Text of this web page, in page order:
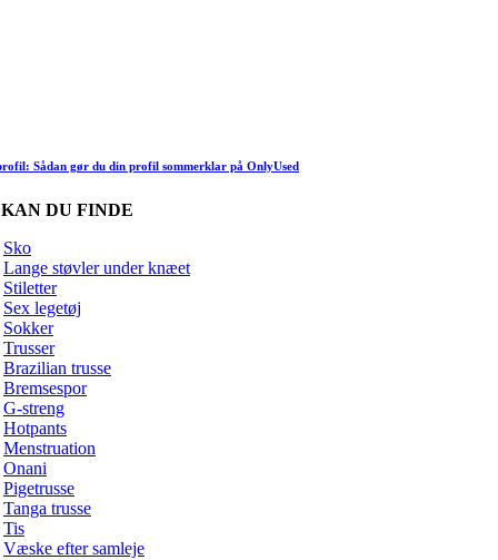
Sådan gør du din profil sommerklar på OnlyUsed
DU FINDE
Sko
Lange støvler under knæet
Stiletter
Sex legetøj
Sokker
Trusser
Brazilian trusse
Bremsespor
G-streng
Hotpants
Menstruation
Onani
Pigetrusse
Tanga trusse
Tis
Væske efter samleje